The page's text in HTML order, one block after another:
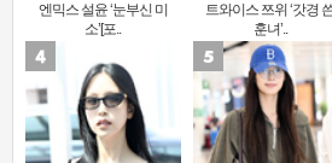
엔믹스 설윤 ‘눈부신 미
소’[포..
트와이스 쯔위 ‘갓경
훈녀’..